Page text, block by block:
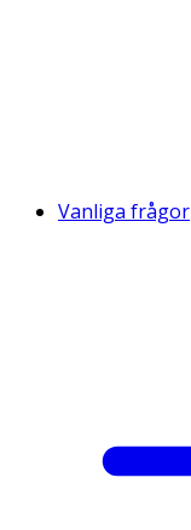
Vanliga frågor